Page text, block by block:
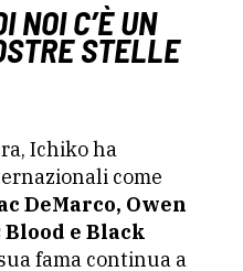
NOI C’È UN
STELLE
Ichiko ha
come
DeMarco, Owen
e Black
fama continua a